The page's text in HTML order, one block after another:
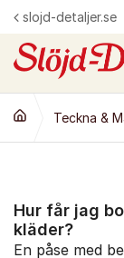
Hoppa till innehåll
slojd-detaljer.se
Teckna &
Hur får jag
kläder?
En påse med